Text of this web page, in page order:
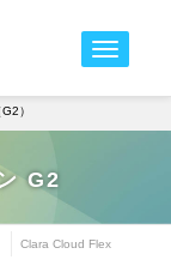
toggle
）
G2
Clara Cloud Flex